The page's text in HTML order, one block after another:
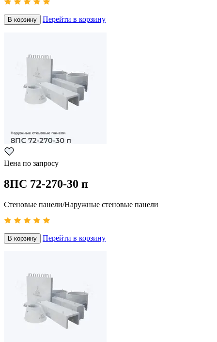
В корзину Перейти в корзину
Цена по запросу
8ПС 72-270-30 п
Стеновые панели/Наружные стеновые панели
В корзину Перейти в корзину